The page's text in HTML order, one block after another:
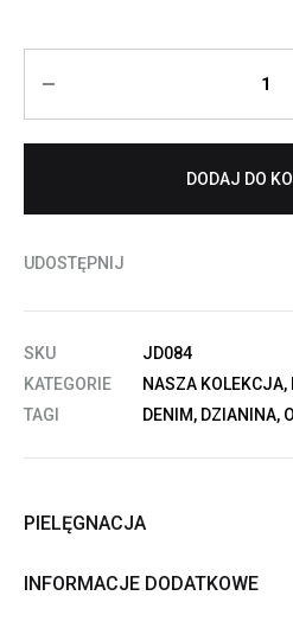
DODAJ DO
UDOSTĘPNIJ
SKU
JD084
KATEGORIE
NASZA KOLEKCJA,
TAGI
DENIM, DZIANINA,
PIELĘGNACJA
INFORMACJE DODATKOWE